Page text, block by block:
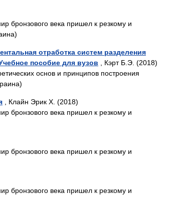
бронзового века пришел к резкому и
отработка систем разделения
пособие для вузов , Кэрт Б.Э. (2018)
основ и принципов построения
, Клайн Эрик Х. (2018)
бронзового века пришел к резкому и
бронзового века пришел к резкому и
бронзового века пришел к резкому и